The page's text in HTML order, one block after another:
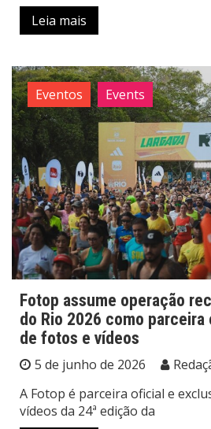
Leia mais
Eventos Events
Fotop assume operação
do Rio 2026 como
de fotos e vídeos
5 de junho de 2026
A Fotop é parceira oficial e
vídeos da 24ª edição da